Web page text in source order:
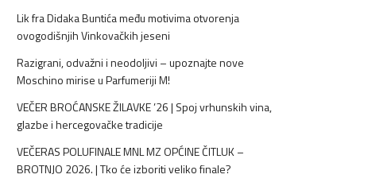
Lik fra Didaka Buntića među motivima otvorenja
ovogodišnjih Vinkovačkih jeseni
Razigrani, odvažni i neodoljivi – upoznajte nove
Moschino mirise u Parfumeriji M!
VEČER BROĆANSKE ŽILAVKE ’26 | Spoj vrhunskih vina,
glazbe i hercegovačke tradicije
VEČERAS POLUFINALE MNL MZ OPĆINE ČITLUK –
BROTNJO 2026. | Tko će izboriti veliko finale?